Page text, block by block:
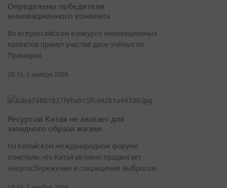
Определены победители
инновационного конвента
Во всероссийском конкурсе инновационных
проектов примут участие двое учёных из
Приморья
20:15, 5 ноября 2009
Ресурсов Китая не хватает для
западного образа жизни
На Китайском международном форуме
отметили, что Китай активно продвигает
энергосбережение и сокращение выбросов.